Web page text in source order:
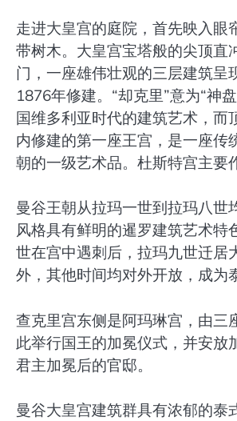
走进大皇宫​​的庭院，首先映入眼
带树木。大皇宫宝塔般的尖顶直
门，一座雄伟壮观的三层建筑
1876年修建。“却克里”意为“神
国维多利亚时代的建筑艺术，而
内修建的第一座王宫，是一座传
朝的一级艺术品。杜斯特宫主要
曼谷王朝从拉玛一世到拉玛八
风格具有鲜明的暹罗建筑艺术特
世在宫中遇刺后，拉玛九世迁居
外，其他时间均对外开放，成为
查克里宫东侧是阿玛琳宫，由三
此举行国王的加冕仪式，并安放
君主加冕后的官邸。
曼谷大皇宫建筑群具有浓郁的